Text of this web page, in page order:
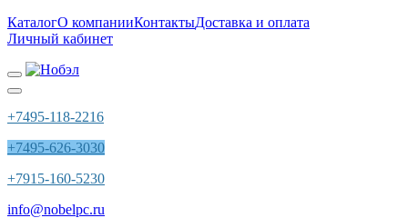
КаталогО компанииКонтактыДоставка и оплата
Личный кабинет
+7495-118-2216
+7495-626-3030
+7915-160-5230
info@nobelpc.ru